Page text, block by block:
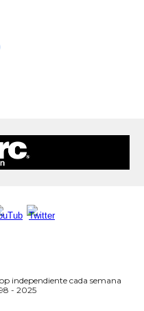
independiente cada semana
- 2025